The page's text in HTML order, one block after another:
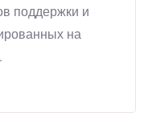
поддержки и
на